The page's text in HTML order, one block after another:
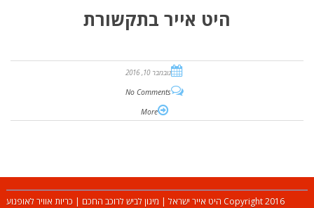
היט אייר בתקשורת
נובמבר 10, 2016
No Comments
More
Copyright 2016 היט אייר ישראל | מיגון לביש לרוכב החכם | כריות אוויר לאופנוע